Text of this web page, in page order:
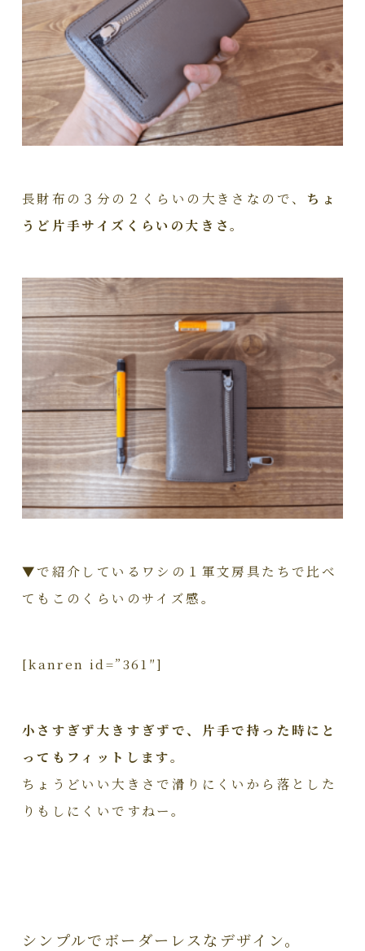
長財布の３分の２くらいの大きさなので、 ちょ
うど片手サイズくらいの大きさ。
▼で紹介しているワシの１軍文房具たちで比べ
てもこのくらいのサイズ感。
[kanren id=”361″]
小さすぎず大きすぎずで、片手で持った時にと
ってもフィットします。
ちょうどいい大きさで滑りにくいから落とした
りもしにくいですねー。
シンプルでボーダーレスなデザイン。